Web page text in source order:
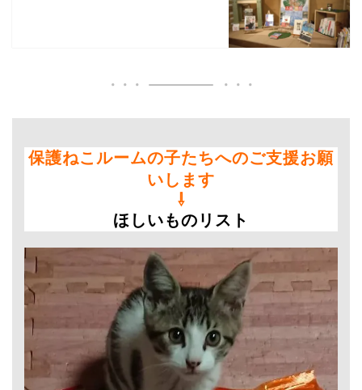
保護ねこルームの子たちへのご支援お願
いします
⇩
ほしいものリスト